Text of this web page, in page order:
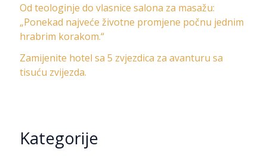
Od teologinje do vlasnice salona za masažu:
„Ponekad najveće životne promjene počnu jednim
hrabrim korakom.“
Zamijenite hotel sa 5 zvjezdica za avanturu sa
tisuću zvijezda.
Kategorije